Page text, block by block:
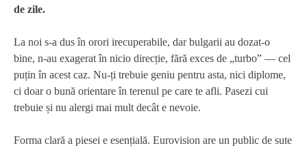
de zile.
La noi s-a dus în orori irecuperabile, dar bulgarii au dozat-o
bine, n-au exagerat în nicio direcție, fără exces de „turbo” — cel
puțin în acest caz. Nu-ți trebuie geniu pentru asta, nici diplome,
ci doar o bună orientare în terenul pe care te afli. Pasezi cui
trebuie și nu alergi mai mult decât e nevoie.
Forma clară a piesei e esențială. Eurovision are un public de sute